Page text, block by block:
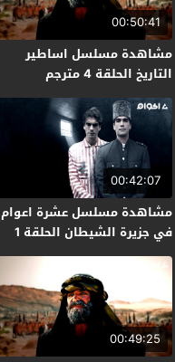
00:50:41
مشاهدة مسلسل اساطير
التاريخ الحلقة 4 مترجم
00:42:07
مشاهدة مسلسل عشرة اعوام
في جزيرة الشيطان الحلقة 1
مترجم
00:49:25